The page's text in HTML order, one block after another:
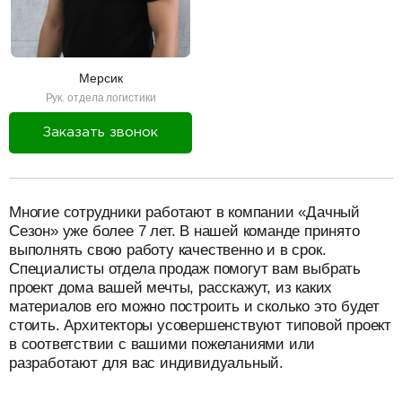
Мерсик
Рук. отдела логистики
Заказать звонок
Многие сотрудники работают в компании «Дачный
Сезон» уже более 7 лет. В нашей команде принято
выполнять свою работу качественно и в срок.
Специалисты отдела продаж помогут вам выбрать
проект дома вашей мечты, расскажут, из каких
материалов его можно построить и сколько это будет
стоить. Архитекторы усовершенствуют типовой проект
в соответствии с вашими пожеланиями или
разработают для вас индивидуальный.